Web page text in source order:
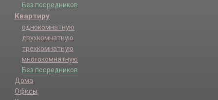
Без посредников
Квартиру
однокомнатную
двухкомнатную
трехкомнатную
многокомнатную
Без посредников
Дома
Офисы